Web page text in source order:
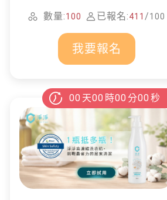
防蚊液
數量:100 已報名:411 /100
我要報名
00 天00 時00 分00 秒